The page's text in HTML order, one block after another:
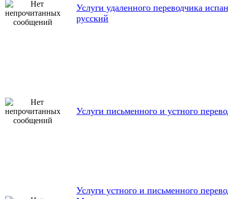
Услуги удаленного переводчика
русский
Услуги письменного и устного
Услуги устного и письменного